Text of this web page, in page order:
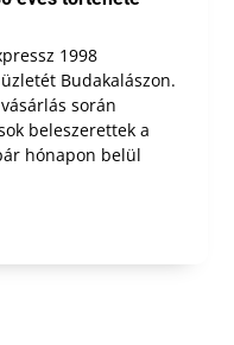
1998
Budakalászon.
során
beleszerettek a
hónapon belül